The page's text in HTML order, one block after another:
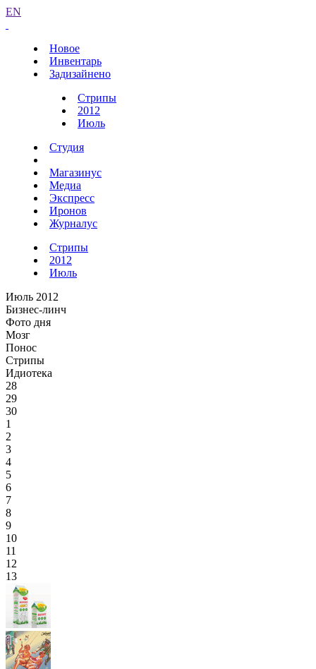
EN
Новое
Инвентарь
Задизайнено
Стрипы
2012
Июль
Студия
Магазинус
Медиа
Экспресс
Иронов
Журналус
Стрипы
2012
Июль
Июль 2012
Бизнес-линч
Фото дня
Мозг
Понос
Стрипы
Идиотека
28
29
30
1
2
3
4
5
6
7
8
9
10
11
12
13